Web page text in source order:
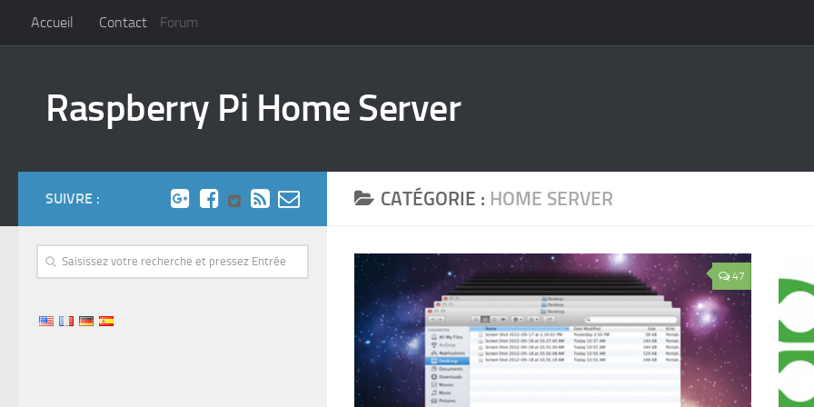
Accueil Contact Forum
Raspberry Pi Home Server
CATÉGORIE : HOME SERVER
47
SUIVRE :